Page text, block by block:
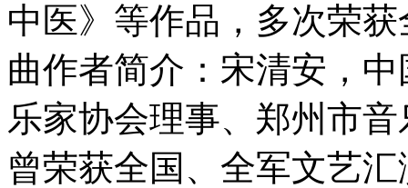
中医》等作品，多次荣
曲作者简介：宋清安，
乐家协会理事、郑州市
曾荣获全国、全军文艺